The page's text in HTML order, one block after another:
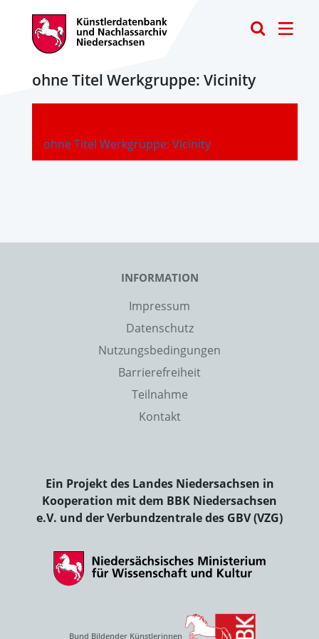
ohne Titel Werkgruppe: Vicinity
ohne Titel Werkgruppe: Vicinity
-
INFORMATION
Impressum
Datenschutz
Nutzungsbedingungen
Barrierefreiheit
Teilnahme
Kontakt
Ein Projekt des Landes Niedersachsen in
Kooperation mit dem BBK Niedersachsen
e.V. und der Verbundzentrale des GBV (VZG)
Bund Bildender Künstlerinnen